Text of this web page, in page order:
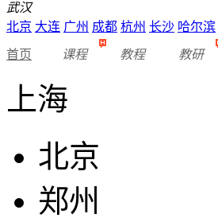
武汉
北京 大连 广州 成都 杭州 长沙 哈尔滨
首页 课程 教程 教研
上海
北京
郑州